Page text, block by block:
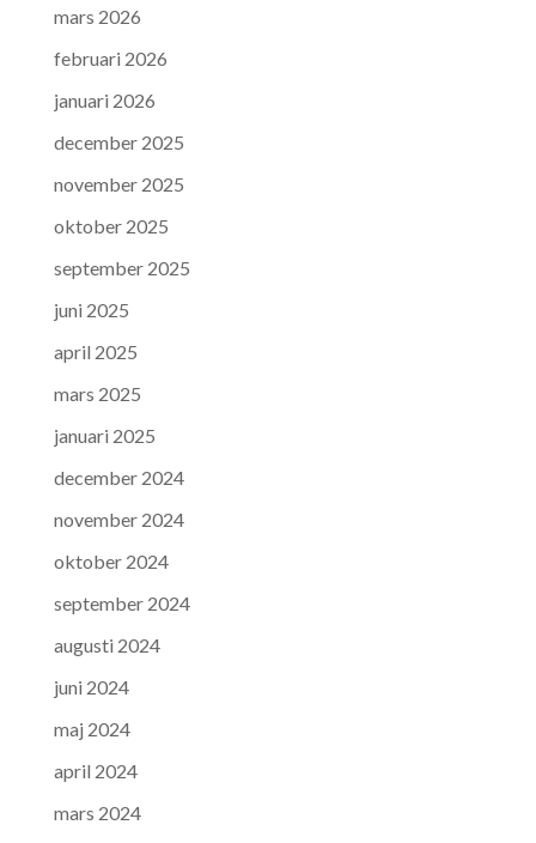
mars 2026
februari 2026
januari 2026
december 2025
november 2025
oktober 2025
september 2025
juni 2025
april 2025
mars 2025
januari 2025
december 2024
november 2024
oktober 2024
september 2024
augusti 2024
juni 2024
maj 2024
april 2024
mars 2024